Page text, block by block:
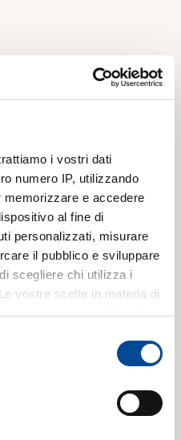
i vostri dati
numero IP, utilizzando
e accedere
al fine di
personalizzati, misurare
il pubblico e sviluppare
scegliere chi utilizza i
vostre scelte in materia di
questa proprietà digitale
consenso in qualsiasi
sui cookie o facendo clic
digitale
mese, per 1 anno (da
tutti i martedì